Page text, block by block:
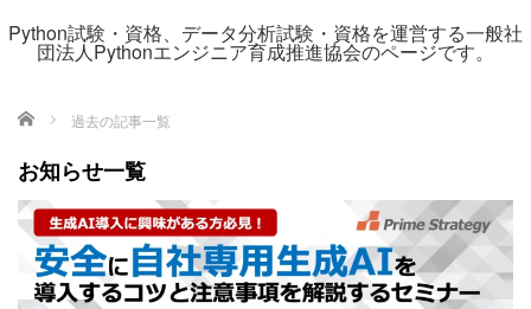
Python試験・資格、データ分析試験・資格を運営する一般社
団法人Pythonエンジニア育成推進協会のページです。
ホーム 過去の記事一覧
お知らせ一覧